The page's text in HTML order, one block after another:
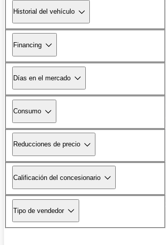
Historial del vehículo
Financing
Días en el mercado
Consumo
Reducciones de precio
Calificación del concesionario
Tipo de vendedor